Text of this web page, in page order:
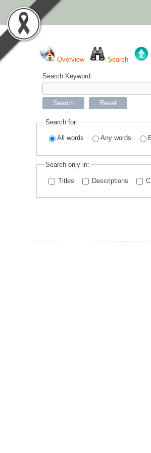
Overview Search
Search Keyword:
Search Reset
Search for:
All words Any words
Search only in:
Titles Descriptions